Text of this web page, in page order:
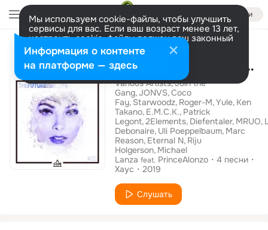
Войти
Мы используем cookie-файлы, чтобы улучшить
сервисы для вас. Если ваш возраст менее 13 лет,
настроить cookie-файлы должен ваш законный
представитель. Больше информации
Разрешить все Настроить The Future Is House #20
Various Artists Join the
Gang JONVS Coco
Fay Starwoodz Roger-M Yule Ken
Takano E.M.C.K. Patrick
Legont 2Elements Diefentaler MRUO
Debonaire Uli Poeppelbaum Marc
Reason Eternal N Riju
Holgerson Michael
Lanza feat. PrinceAlonzo 4 песни
Хаус
2019
Слушать
Информация о контенте
на платформе — здесь